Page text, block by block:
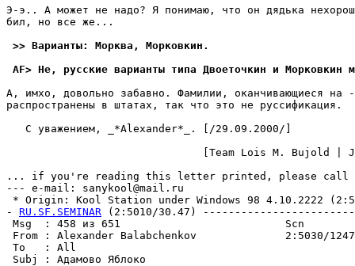
Э-э.. А может не надо? Я понимаю, что он дядька
бил, но все же...
>> Варианты: Морква, Морковкин.
AF> Hе, русские варианты типа Двоеточкин и Морковкин
А, имхо, довольно забавно. Фамилии, оканчивающиеся на -
распространены в штатах, так что это не руссификация.
   С уважением, _*Alexander*_. [/29.09.2000/]
[Team Lois M. Bujold |
... if you're reading this letter printed, please call 1-
--- e-mail: sanykool@mail.ru
* Origin: Kool Station under Windows 98 4.10.2222
- RU.SF.SEMINAR (2:5010/30.47)